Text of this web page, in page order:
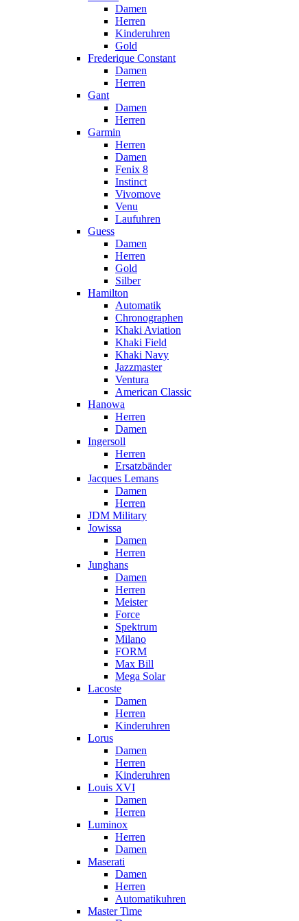
Damen
Herren
Kinderuhren
Gold
Frederique Constant
Damen
Herren
Gant
Damen
Herren
Garmin
Herren
Damen
Fenix 8
Instinct
Vivomove
Venu
Laufuhren
Guess
Damen
Herren
Gold
Silber
Hamilton
Automatik
Chronographen
Khaki Aviation
Khaki Field
Khaki Navy
Jazzmaster
Ventura
American Classic
Hanowa
Herren
Damen
Ingersoll
Herren
Ersatzbänder
Jacques Lemans
Damen
Herren
JDM Military
Jowissa
Damen
Herren
Junghans
Damen
Herren
Meister
Force
Spektrum
Milano
FORM
Max Bill
Mega Solar
Lacoste
Damen
Herren
Kinderuhren
Lorus
Damen
Herren
Kinderuhren
Louis XVI
Damen
Herren
Luminox
Herren
Damen
Maserati
Damen
Herren
Automatikuhren
Master Time